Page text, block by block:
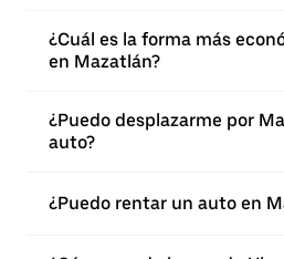
¿Cuál es la forma más
en Mazatlán?
¿Puedo desplazarme por
auto?
¿Puedo rentar un auto en